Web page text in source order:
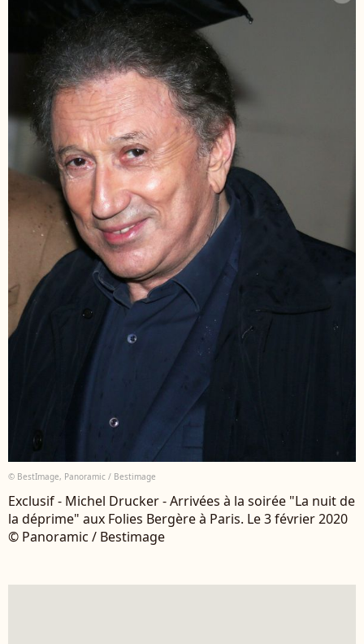
© BestImage, Panoramic / Bestimage
Exclusif - Michel Drucker - Arrivées à la soirée "La nuit de
la déprime" aux Folies Bergère à Paris. Le 3 février 2020
© Panoramic / Bestimage